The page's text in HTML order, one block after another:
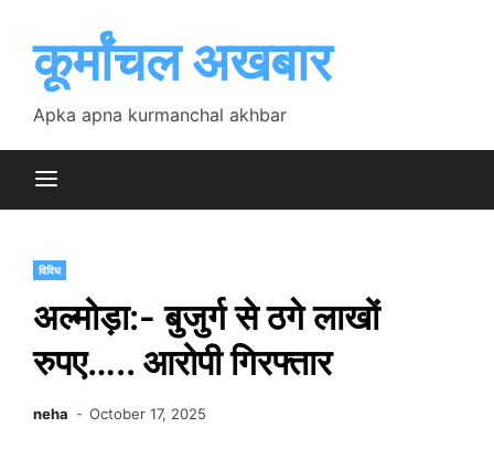
contentकूर्मांचल अखबार
Apka apna kurmanchal akhbar
विविध
अल्मोड़ा:- बुजुर्ग से ठगे लाखों
रुपए….. आरोपी गिरफ्तार
neha October 17, 2025